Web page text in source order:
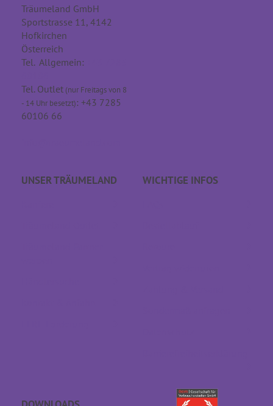
Träumeland GmbH
Sportstrasse 11, 4142
Hofkirchen
Österreich
Tel. Allgemein:
Tel. Outlet (nur Freitags von 8
- 14 Uhr besetzt): +43 7285
60106 66
UNSER TRÄUME­LAND WICHTIGE INFOS